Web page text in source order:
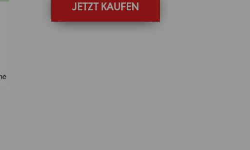
JETZT KAUFEN